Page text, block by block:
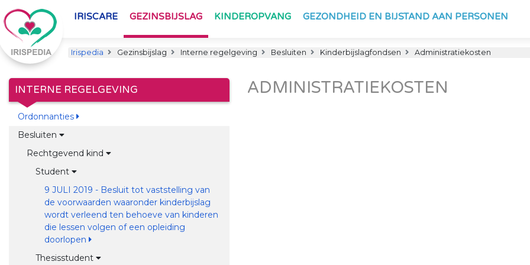
IRISCARE GEZINSBIJSLAG KINDEROPVANG GEZONDHEID EN BIJSTAND AAN PERSONEN
Irispedia Gezinsbijslag Interne regelgeving Besluiten Kinderbijslagfondsen Administratiekosten
INTERNE REGELGEVING
Ordonnanties
Besluiten
Rechtgevend kind
Student
9 JULI 2019 - Besluit tot vaststelling van
de voorwaarden waaronder kinderbijslag
wordt verleend ten behoeve van kinderen
die lessen volgen of een opleiding
doorlopen
Thesisstudent
ADMINISTRATIEKOSTEN